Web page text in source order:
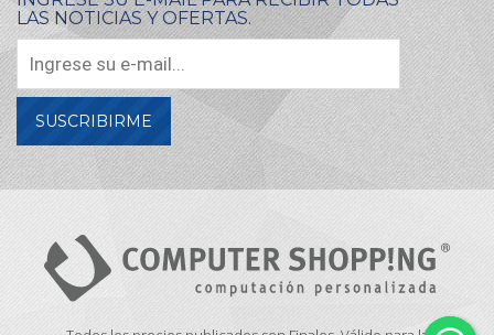
LAS NOTICIAS Y OFERTAS.
SUSCRIBIRME